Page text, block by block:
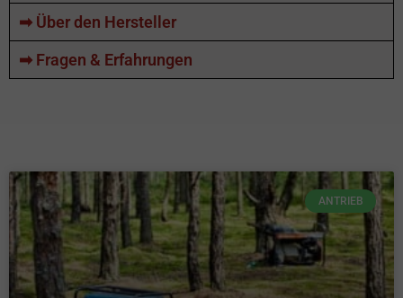
➡ Über den Hersteller
➡ Fragen & Erfahrungen
ANTRIEB